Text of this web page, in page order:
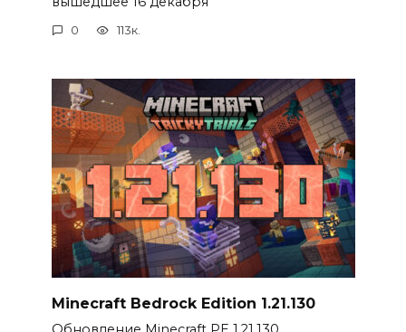
0 113к.
Minecraft Bedrock Edition 1.21.130